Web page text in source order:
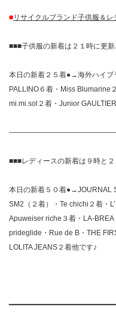
■リサイクルブランド子供服＆
■■■子供服の新着は２１時に更
本日の新着２５着●→海外ハイブ
PALLINO６着・Miss Blumarine
mi.mi.sol２着・Junior
■■■レディースの新着は９時と
本日の新着５０着●→JOURNAL
SM2（２着）・Te chichi２着・
Apuweiser riche３着・LA-BREA
prideglide・Rue de B・THE
LOLITA JEANS２着他です♪